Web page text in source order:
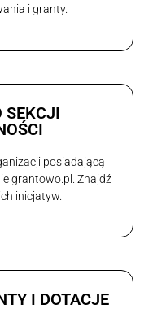
i granty.
SEKCJI
posiadającą
grantowo.pl. Znajdź
inicjatyw.
I DOTACJE